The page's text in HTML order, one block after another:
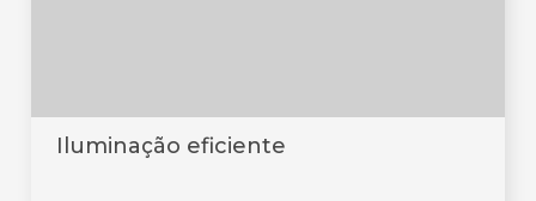
Iluminação eficiente